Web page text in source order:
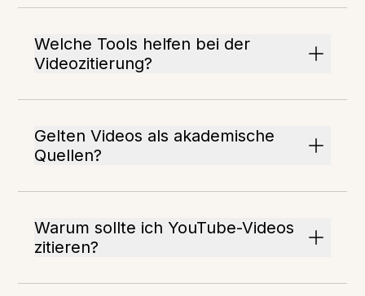
Welche Tools helfen bei der
Videozitierung?
Gelten Videos als akademische
Quellen?
Warum sollte ich YouTube-Videos
zitieren?